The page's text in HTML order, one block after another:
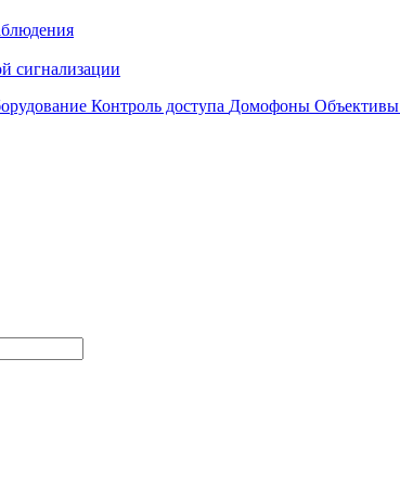
сигнализации
Контроль доступа Домофоны Объективы